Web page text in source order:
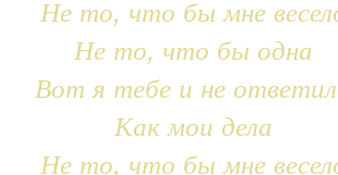
Не то, что бы мне
Не то, что бы одна
Вот я тебе и не
Как мои дела
Не то, что бы мне